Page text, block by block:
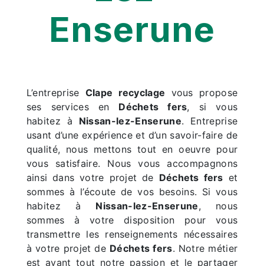
Enserune
L’entreprise Clape recyclage vous propose
ses services en Déchets fers, si vous
habitez à Nissan-lez-Enserune. Entreprise
usant d’une expérience et d’un savoir-faire de
qualité, nous mettons tout en oeuvre pour
vous satisfaire. Nous vous accompagnons
ainsi dans votre projet de Déchets fers et
sommes à l’écoute de vos besoins. Si vous
habitez à Nissan-lez-Enserune, nous
sommes à votre disposition pour vous
transmettre les renseignements nécessaires
à votre projet de Déchets fers. Notre métier
est avant tout notre passion et le partager